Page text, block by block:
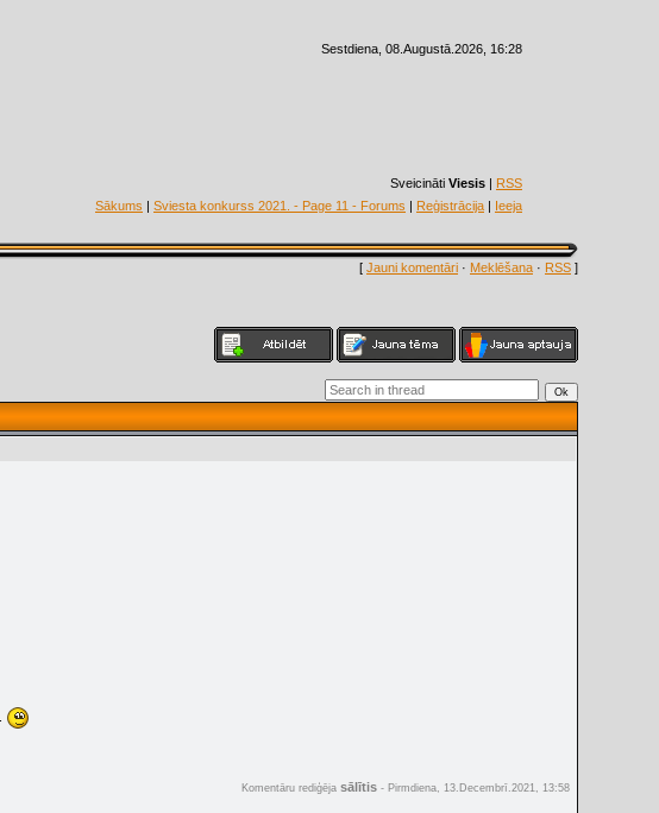
Sestdiena, 08.Augustā.2026, 16:28
Sveicināti Viesis | RSS
Sākums | Sviesta konkurss 2021. - Page 11 - Forums | Reģistrācija | Ieeja
[ Jauni komentāri · Meklēšana · RSS ]
Komentāru rediģēja sālītis - Pirmdiena, 13.Decembrī.2021, 13:58